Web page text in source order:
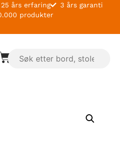
25 års erfaring
3 års garanti
produkter